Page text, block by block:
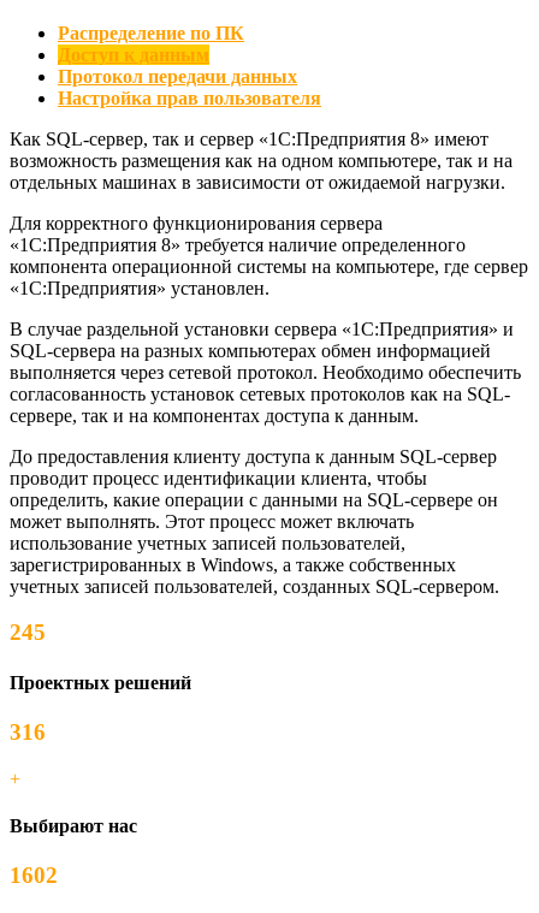
Распределение по ПК
Доступ к данным
Протокол передачи данных
Настройка прав пользователя
Как SQL-сервер, так и сервер «1С:Предприятия 8» имеют
возможность размещения как на одном компьютере, так и на
отдельных машинах в зависимости от ожидаемой нагрузки.
Для корректного функционирования сервера
«1С:Предприятия 8» требуется наличие определенного
компонента операционной системы на компьютере, где сервер
«1С:Предприятия» установлен.
В случае раздельной установки сервера «1С:Предприятия» и
SQL-сервера на разных компьютерах обмен информацией
выполняется через сетевой протокол. Необходимо обеспечить
согласованность установок сетевых протоколов как на SQL-
сервере, так и на компонентах доступа к данным.
До предоставления клиенту доступа к данным SQL-сервер
проводит процесс идентификации клиента, чтобы
определить, какие операции с данными на SQL-сервере он
может выполнять. Этот процесс может включать
использование учетных записей пользователей,
зарегистрированных в Windows, а также собственных
учетных записей пользователей, созданных SQL-сервером.
245
Проектных решений
316
+
Выбирают нас
1602